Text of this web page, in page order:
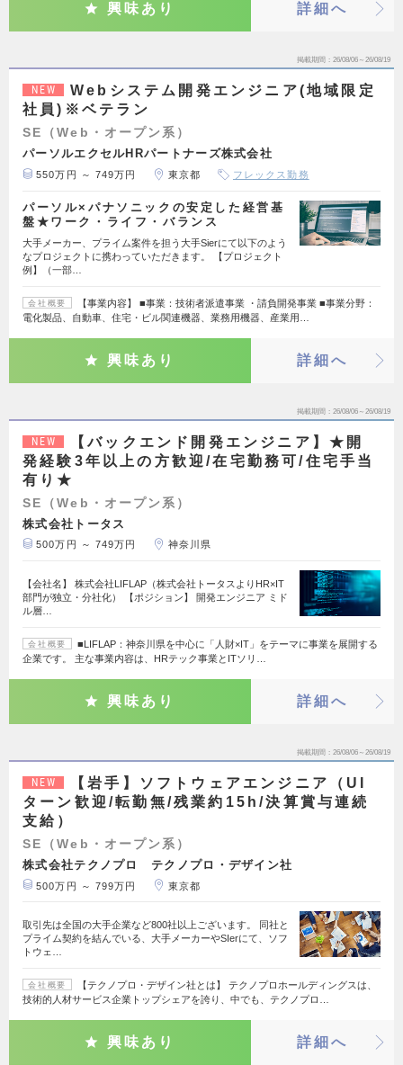
興味あり 詳細へ
掲載期間 26/08/06～26/08/19
NEW
Webシステム開発エンジニア(地域限定
社員)※ベテラン
SE（Web・オープン系）
パーソルエクセルHRパートナーズ株式会社
550万円 ～ 749万円 東京都 フレックス勤務
パーソル×パナソニックの安定した経営基
盤★ワーク・ライフ・バランス
大手メーカー、プライム案件を担う大手Sierにて以下のよう
なプロジェクトに携わっていただきます。 【プロジェクト
例】（一部…
会社概要
【事業内容】 ■事業：技術者派遣事業 ・請負開発事業 ■事業分野：
電化製品、自動車、住宅・ビル関連機器、業務用機器、産業用…
興味あり 詳細へ
掲載期間 26/08/06～26/08/19
NEW
【バックエンド開発エンジニア】★開
発経験3年以上の方歓迎/在宅勤務可/住宅手当
有り★
SE（Web・オープン系）
株式会社トータス
500万円 ～ 749万円 神奈川県
【会社名】 株式会社LIFLAP（株式会社トータスよりHR×IT
部門が独立・分社化） 【ポジション】 開発エンジニア ミド
ル層…
会社概要
■LIFLAP：神奈川県を中心に「人財×IT」をテーマに事業を展開する
企業です。 主な事業内容は、HRテック事業とITソリ…
興味あり 詳細へ
掲載期間 26/08/06～26/08/19
NEW
【岩手】ソフトウェアエンジニア（UI
ターン歓迎/転勤無/残業約15h/決算賞与連続
支給）
SE（Web・オープン系）
株式会社テクノプロ テクノプロ・デザイン社
500万円 ～ 799万円 東京都
取引先は全国の大手企業など800社以上ございます。 同社と
プライム契約を結んでいる、大手メーカーやSIerにて、ソフ
トウェ…
会社概要
【テクノプロ・デザイン社とは】 テクノプロホールディングスは、
技術的人材サービス企業トップシェアを誇り、中でも、テクノプロ…
興味あり 詳細へ